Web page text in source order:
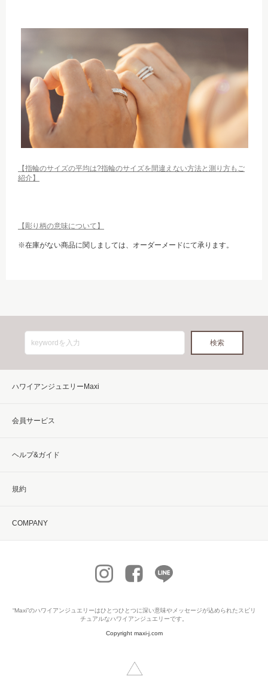
【指輪のサイズの平均は?指輪のサイズを間違えない方法と測り方もご
紹介】
【彫り柄の意味について】
※在庫がない商品に関しましては、オーダーメードにて承ります。
ハワイアンジュエリーMaxi
会員サービス
ヘルプ&ガイド
規約
COMPANY
“Maxi”のハワイアンジュエリーはひとつひとつに深い意味やメッセージが込められたスピリ
チュアルなハワイアンジュエリーです。
Copyright maxi-j.com